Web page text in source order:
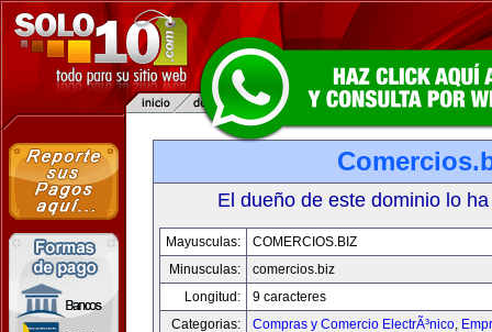
El dueño de este dominio lo
Mayusculas:
COMERCIOS.BIZ
Minusculas:
comercios.biz
Longitud:
9 caracteres
Categorias:
Compras y Comercio ElectrÃ³nico,